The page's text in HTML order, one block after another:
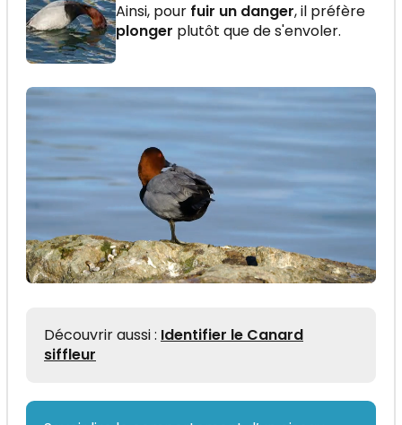
Ainsi, pour fuir un danger, il préfère
plonger plutôt que de s'envoler.
Découvrir aussi : Identifier le Canard
siffleur